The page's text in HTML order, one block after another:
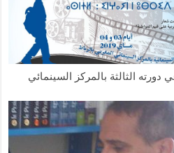
دورته الثالثة بالمركز السينمائي